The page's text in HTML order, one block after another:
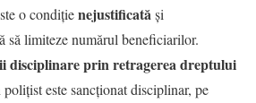
o condițienejustificată și
să limiteze numărul beneficiarilor.
disciplinare prin retragerea dreptului
este sancționat disciplinar, pe